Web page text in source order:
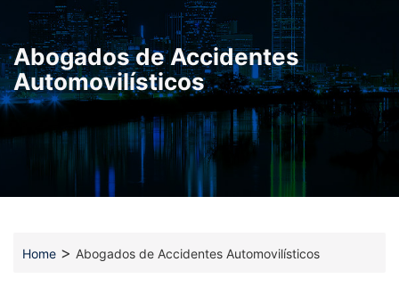
Abogados de Accidentes
Automovilísticos
Home > Abogados de Accidentes Automovilísticos